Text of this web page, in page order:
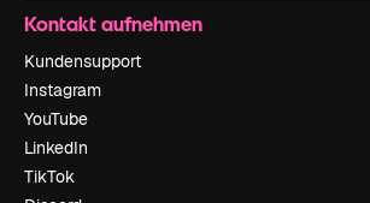
Kontakt aufnehmen
Kundensupport
Instagram
YouTube
LinkedIn
TikTok